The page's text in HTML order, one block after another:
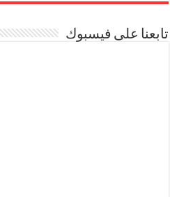
تابعنا على فيسبوك